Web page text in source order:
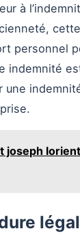
à
personnel
indemnité
une
joseph